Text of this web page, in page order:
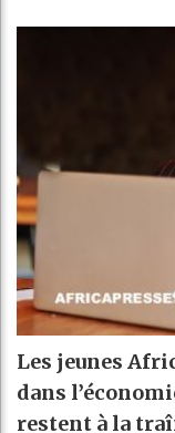
Les jeunes
dans
restent à la